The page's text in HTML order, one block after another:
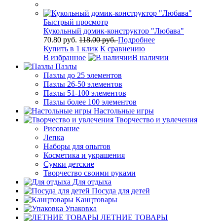
Быстрый просмотр
Кукольный домик-конструктор "Любава"
70.80 руб. 118.00 руб.Подробнее
Купить в 1 клик К сравнению
В избранное
В наличии
Пазлы
Пазлы до 25 элементов
Пазлы 26-50 элементов
Пазлы 51-100 элементов
Пазлы более 100 элементов
Настольные игры
Творчество и увлечения
Рисование
Лепка
Наборы для опытов
Косметика и украшения
Сумки детские
Творчество своими руками
Для отдыха
Посуда для детей
Канцтовары
Упаковка
ЛЕТНИЕ ТОВАРЫ